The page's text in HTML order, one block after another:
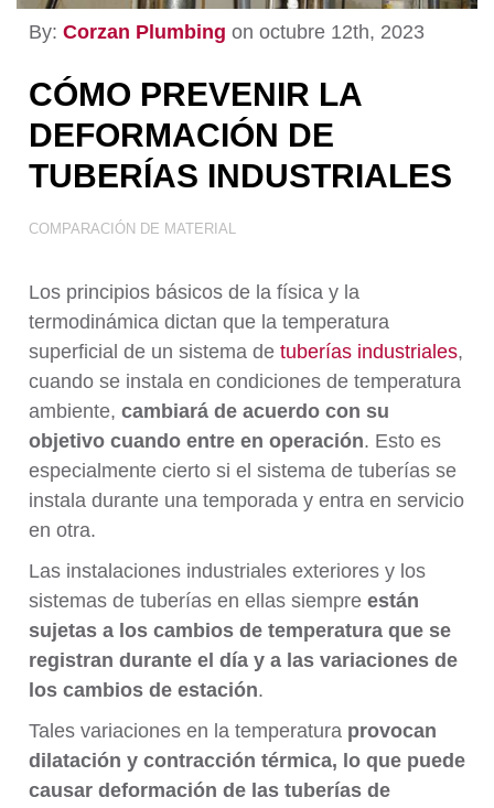
Cloro Alcalino
Generación de energía
Tratamiento de Aguas
By: Corzan Plumbing on octubre 12th, 2023
CÓMO PREVENIR LA
DEFORMACIÓN DE
TUBERÍAS INDUSTRIALES
COMPARACIÓN DE MATERIAL
Los principios básicos de la física y la
termodinámica dictan que la temperatura
superficial de un sistema de tuberías industriales,
cuando se instala en condiciones de temperatura
ambiente, cambiará de acuerdo con su
objetivo cuando entre en operación. Esto es
especialmente cierto si el sistema de tuberías se
instala durante una temporada y entra en servicio
en otra.
Las instalaciones industriales exteriores y los
sistemas de tuberías en ellas siempre están
sujetas a los cambios de temperatura que se
registran durante el día y a las variaciones de
los cambios de estación.
Tales variaciones en la temperatura provocan
dilatación y contracción térmica, lo que puede
causar deformación de las tuberías de